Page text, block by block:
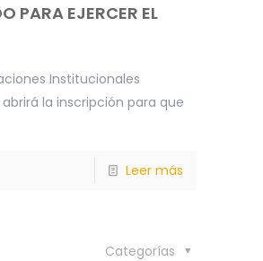
PARA EJERCER EL
Institucionales
la inscripción para que
Leer más
Categorías